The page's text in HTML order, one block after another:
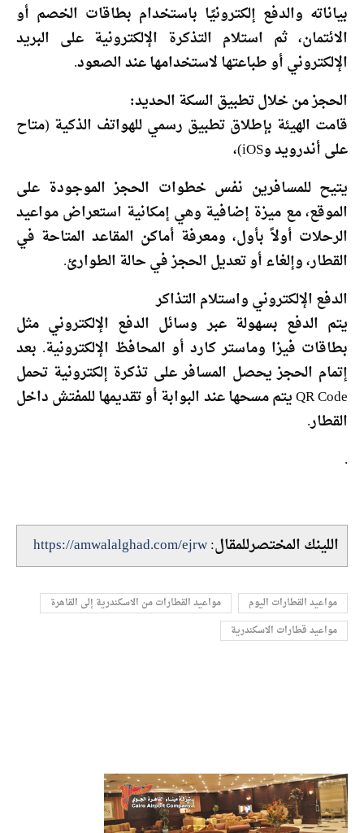
بياناته والدفع إلكترونيًا باستخدام بطاقات الخصم أو
الائتمان، ثم استلام التذكرة الإلكترونية على البريد
الإلكتروني أو طباعتها لاستخدامها عند الصعود.
الحجز من خلال تطبيق السكة الحديد:
قامت الهيئة بإطلاق تطبيق رسمي للهواتف الذكية (متاح
على أندرويد وiOS)،
يتيح للمسافرين نفس خطوات الحجز الموجودة على
الموقع، مع ميزة إضافية وهي إمكانية استعراض مواعيد
الرحلات أولاً بأول، ومعرفة أماكن المقاعد المتاحة في
القطار، وإلغاء أو تعديل الحجز في حالة الطوارئ.
الدفع الإلكتروني واستلام التذاكر
يتم الدفع بسهولة عبر وسائل الدفع الإلكتروني مثل
بطاقات فيزا وماستر كارد أو المحافظ الإلكترونية. بعد
إتمام الحجز يحصل المسافر على تذكرة إلكترونية تحمل
QR Code يتم مسحها عند البوابة أو تقديمها للمفتش داخل
القطار.
.
اللينك المختصرللمقال:https://amwalalghad.com/ejrw
مواعيد القطارات اليوم
مواعيد القطارات من الاسكندرية إلى القاهرة
مواعيد قطارات الاسكندرية